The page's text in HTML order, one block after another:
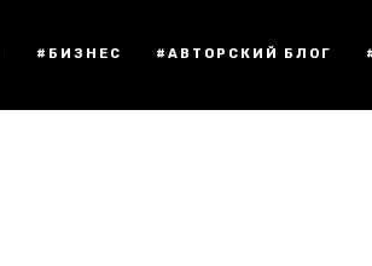
#БИЗНЕС #АВТОРСКИЙ БЛОГ